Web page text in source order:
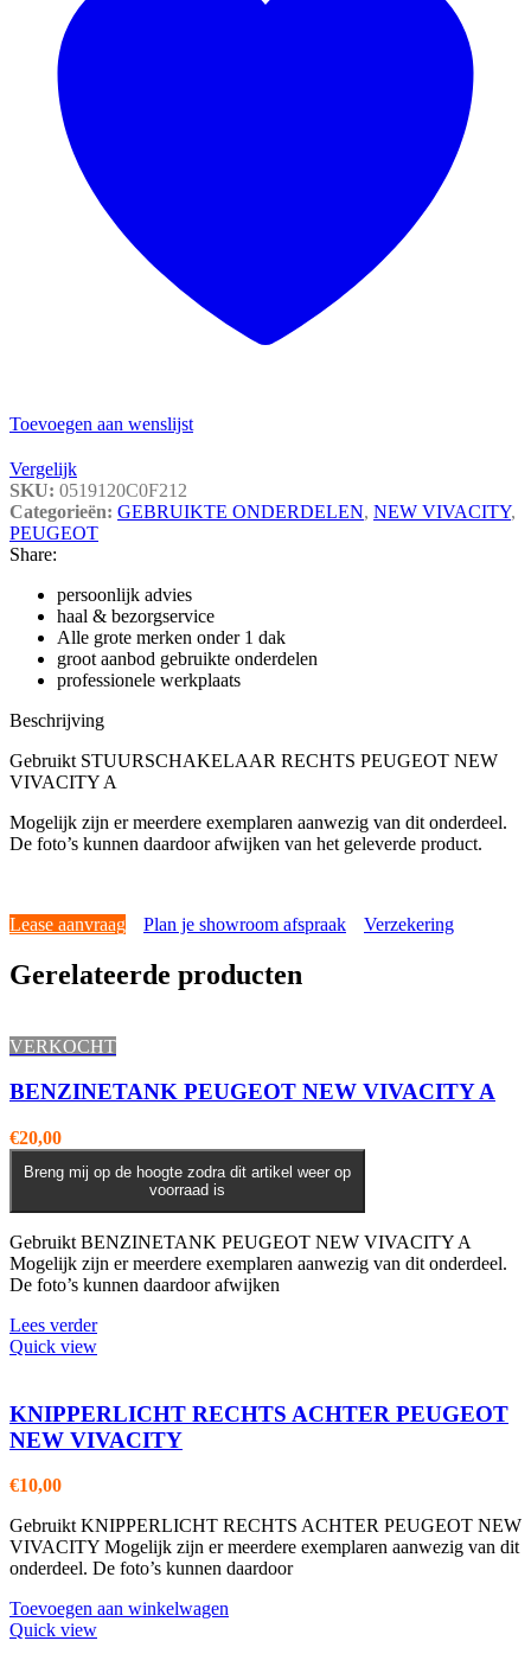
Toevoegen aan wenslijst
Vergelijk
SKU: 0519120C0F212
Categorieën: GEBRUIKTE ONDERDELEN, NEW VIVACITY,
PEUGEOT
Share:
persoonlijk advies
haal & bezorgservice
Alle grote merken onder 1 dak
groot aanbod gebruikte onderdelen
professionele werkplaats
Beschrijving
Gebruikt STUURSCHAKELAAR RECHTS PEUGEOT NEW
VIVACITY A
Mogelijk zijn er meerdere exemplaren aanwezig van dit onderdeel.
De foto’s kunnen daardoor afwijken van het geleverde product.
Lease aanvraag Plan je showroom afspraak Verzekering
Gerelateerde producten
VERKOCHT
BENZINETANK PEUGEOT NEW VIVACITY A
€20,00
Breng mij op de hoogte zodra dit artikel weer op
voorraad is
Gebruikt BENZINETANK PEUGEOT NEW VIVACITY A
Mogelijk zijn er meerdere exemplaren aanwezig van dit onderdeel.
De foto’s kunnen daardoor afwijken
Lees verder
Quick view
KNIPPERLICHT RECHTS ACHTER PEUGEOT
NEW VIVACITY
€10,00
Gebruikt KNIPPERLICHT RECHTS ACHTER PEUGEOT NEW
VIVACITY Mogelijk zijn er meerdere exemplaren aanwezig van dit
onderdeel. De foto’s kunnen daardoor
Toevoegen aan winkelwagen
Quick view